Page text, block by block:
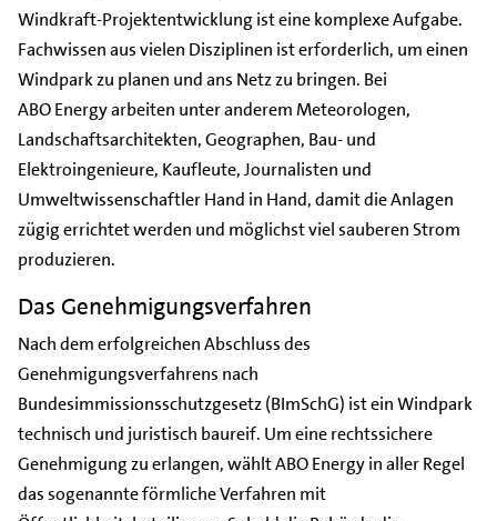
Windkraft-Projektentwicklung ist eine komplexe Aufgabe.
Fachwissen aus vielen Disziplinen ist erforderlich, um einen
Windpark zu planen und ans Netz zu bringen. Bei
ABO Energy arbeiten unter anderem Meteorologen,
Landschaftsarchitekten, Geographen, Bau- und
Elektroingenieure, Kaufleute, Journalisten und
Umweltwissenschaftler Hand in Hand, damit die Anlagen
zügig errichtet werden und möglichst viel sauberen Strom
produzieren.
Das Genehmigungsverfahren
Nach dem erfolgreichen Abschluss des
Genehmigungsverfahrens nach
Bundesimmissionsschutzgesetz (BImSchG) ist ein Windpark
technisch und juristisch baureif. Um eine rechtssichere
Genehmigung zu erlangen, wählt ABO Energy in aller Regel
das sogenannte förmliche Verfahren mit